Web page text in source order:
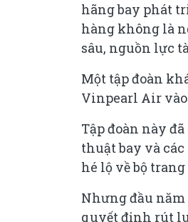
hãng bay phát
hàng không là
sâu, nguồn lực
Một tập đoàn
Vinpearl Air
Tập đoàn này
thuật bay và
hé lộ về bộ
Nhưng đầu
quyết định rút